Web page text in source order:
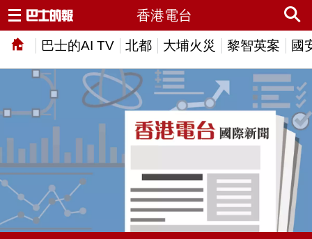
巴士的AI TV 北都 大埔火災 黎智英案 國
香港電台